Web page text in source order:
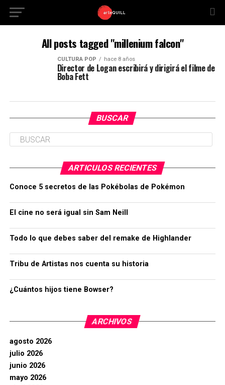
All posts tagged "millenium falcon"
CULTURA POP hace 8 años
Director de Logan escribirá y dirigirá el filme de
Boba Fett
BUSCAR
ARTICULOS RECIENTES
Conoce 5 secretos de las Pokébolas de Pokémon
El cine no será igual sin Sam Neill
Todo lo que debes saber del remake de Highlander
Tribu de Artistas nos cuenta su historia
¿Cuántos hijos tiene Bowser?
ARCHIVOS
agosto 2026
julio 2026
junio 2026
mayo 2026